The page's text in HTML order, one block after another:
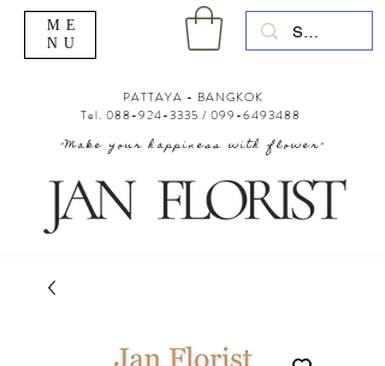
"Make your happiness with flower"
PATTAYA - BANGKOK
Tel. 088-924-3335 / 099-6493488
ME
NU